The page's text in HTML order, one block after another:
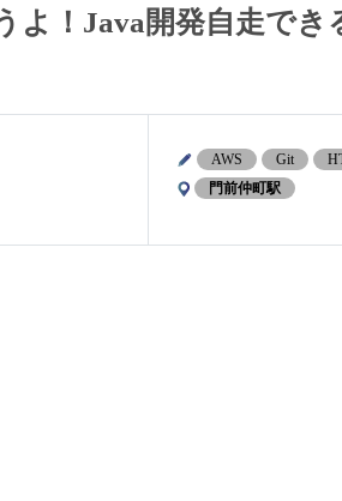
よ！Java開発自走でき
AWS Git
門前仲町駅